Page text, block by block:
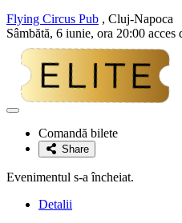
Flying Circus Pub , Cluj-Napoca
Sâmbătă, 6 iunie, ora 20:00 acces
Adaugă
favoriteComandă bilete
Share
Evenimentul s-a încheiat.
Detalii